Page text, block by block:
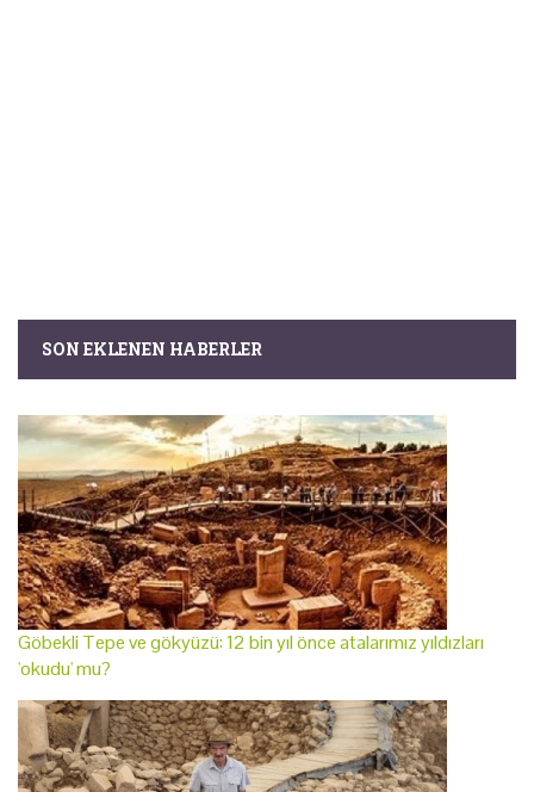
SON EKLENEN HABERLER
Göbekli Tepe ve gökyüzü: 12 bin yıl önce atalarımız yıldızları
'okudu' mu?